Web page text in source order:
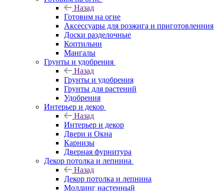
Назад
Готовим на огне
Аксессуары для розжига и приготовленния
Доски разделочные
Коптильни
Мангалы
Грунты и удобрения
Назад
Грунты и удобрения
Грунты для растений
Удобрения
Интерьер и декор
Назад
Интерьер и декор
Двери и Окна
Карнизы
Дверная фурнитура
Декор потолка и лепнина
Назад
Декор потолка и лепнина
Молдинг настенный